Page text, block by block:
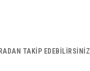
TAKİP EDEBİLİRSİNİZ